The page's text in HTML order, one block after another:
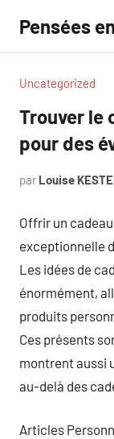
contenu
Pensées
Uncategorized
Trouver le
pour des
par Louise
Offrir un
exceptionnelle
Les idées de
énormément,
produits
Ces présents
montrent aussi
au-delà des
Articles